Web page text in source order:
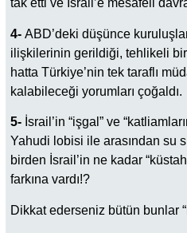
tak etti ve İsrail’e mesafeli
4- ABD’deki düşünce
ilişkilerinin gerildiği, tehlikeli
hatta Türkiye’nin tek taraflı
kalabileceği yorumları çoğaldı.
5- İsrail’in “işgal” ve
Yahudi lobisi ile arasından su
birden İsrail’in ne kadar
farkına vardı!?
Dikkat ederseniz bütün bunlar